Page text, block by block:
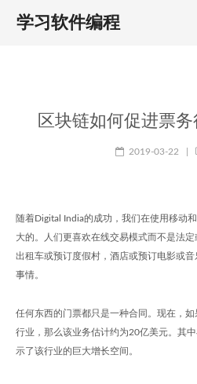
学习软件编程
区块链如何促进票
2019-03-22
随着Digital India的成功，我们在使用移动
大的。人们更喜欢在线交易模式而不是法
出租车或预订度假村，酒店或预订电影或
事情。
任何东西的门票都只是一种合同。现在，
行业，那么该业务估计约为20亿美元。其
示了该行业的巨大增长空间。